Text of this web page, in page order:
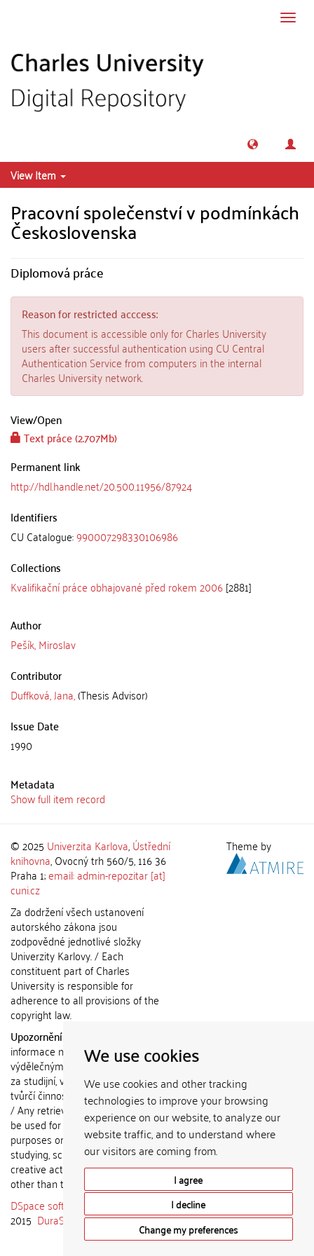
We use cookies
We use cookies and other tracking
technologies to improve your browsing
experience on our website, to analyze our
website traffic, and to understand where
our visitors are coming from.
I agree
I decline
Change my preferences
View Item
Pracovní společenství v podmínkách
Československa
Diplomová práce
Reason for restricted acccess:
This document is accessible only for Charles University
users after successful authentication using CU Central
Authentication Service from computers in the internal
Charles University network.
View/Open
Text práce (2.707Mb)
Permanent link
http://hdl.handle.net/20.500.11956/87924
Identifiers
CU Catalogue:990007298330106986
Collections
Kvalifikační práce obhajované před rokem 2006[2881]
Author
Pešík, Miroslav
Contributor
Duffková, Jana,(Thesis Advisor)
Issue Date
1990
Metadata
Show full item record
© 2025 Univerzita Karlova,Ústřední
knihovna, Ovocný trh 560/5, 116 36
Praha 1;email: admin-repozitar [at]
cuni.cz
Za dodržení všech ustanovení
autorského zákona jsou
zodpovědné jednotlivé složky
Univerzity Karlovy. / Each
constituent part of Charles
University is responsible for
adherence to all provisions of the
copyright law.
Upozornění / Notice:
informace nemohou být použity k
výdělečným účelům nebo vydávány
za studijní, vědeckou nebo jinou
tvůrčí činnost jiné osoby než autora.
/ Any retrieved information shall not
be used for any commercial
purposes or claimed as results of
studying, scientific or any other
creative activities of any person
other than the author.
DSpace software
2015 DuraSpace
Theme by